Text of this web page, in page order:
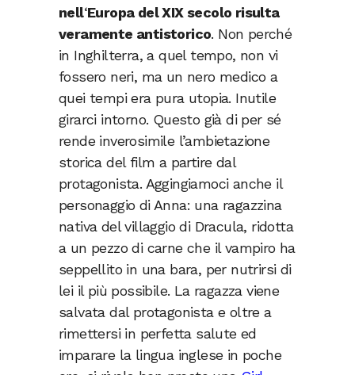
nell‘Europa del XIX secolo risulta
veramente antistorico. Non perché
in Inghilterra, a quel tempo, non vi
fossero neri, ma un nero medico a
quei tempi era pura utopia. Inutile
girarci intorno. Questo già di per sé
rende inverosimile l’ambietazione
storica del film a partire dal
protagonista. Aggingiamoci anche il
personaggio di Anna: una ragazzina
nativa del villaggio di Dracula, ridotta
a un pezzo di carne che il vampiro ha
seppellito in una bara, per nutrirsi di
lei il più possibile. La ragazza viene
salvata dal protagonista e oltre a
rimettersi in perfetta salute ed
imparare la lingua inglese in poche